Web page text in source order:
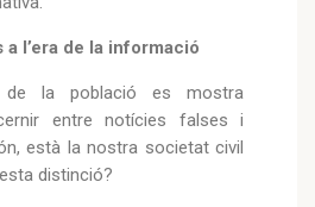
l’era de la informació
la població es mostra
entre notícies falses i
està la nostra societat civil
distinció?